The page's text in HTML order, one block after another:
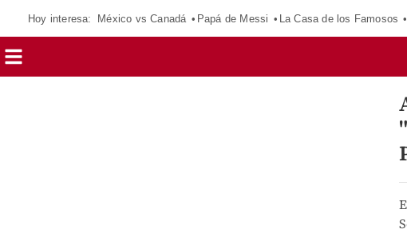
Hoy interesa: México vs Canadá Papá de Messi La Casa de los Famosos